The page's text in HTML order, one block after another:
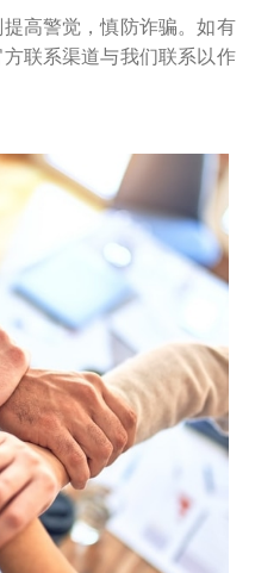
高警觉，慎防诈骗。如有
联系渠道与我们联系以作